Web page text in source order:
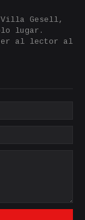
Villa Gesell,
lugar.
al lector al